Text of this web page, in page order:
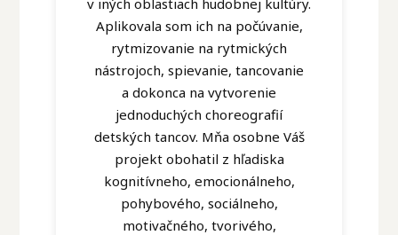
Aplikovala som ich na počúvanie,
rytmizovanie na rytmických
nástrojoch, spievanie, tancovanie
a dokonca na vytvorenie
jednoduchých choreografií
detských tancov. Mňa osobne Váš
projekt obohatil z hľadiska
kognitívneho, emocionálneho,
pohybového, sociálneho,
motivačného, tvorivého,